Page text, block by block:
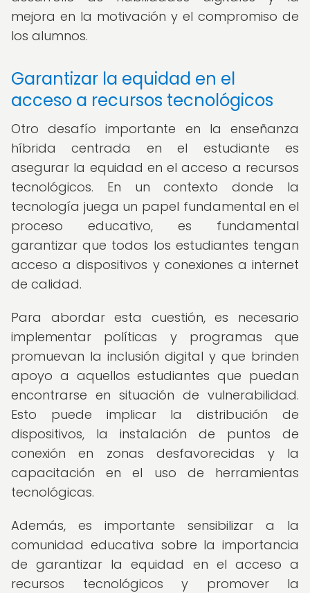
mejora en la motivación y el compromiso de
los alumnos.
Garantizar la equidad en el
acceso a recursos tecnológicos
Otro desafío importante en la enseñanza
híbrida centrada en el estudiante es
asegurar la equidad en el acceso a recursos
tecnológicos. En un contexto donde la
tecnología juega un papel fundamental en el
proceso educativo, es fundamental
garantizar que todos los estudiantes tengan
acceso a dispositivos y conexiones a internet
de calidad.
Para abordar esta cuestión, es necesario
implementar políticas y programas que
promuevan la inclusión digital y que brinden
apoyo a aquellos estudiantes que puedan
encontrarse en situación de vulnerabilidad.
Esto puede implicar la distribución de
dispositivos, la instalación de puntos de
conexión en zonas desfavorecidas y la
capacitación en el uso de herramientas
tecnológicas.
Además, es importante sensibilizar a la
comunidad educativa sobre la importancia
de garantizar la equidad en el acceso a
recursos tecnológicos y promover la